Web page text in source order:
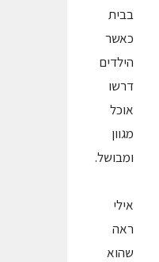
בבית
כאשר
הילדים
דרשו
אוכל
מגוון
ומבושל.
אילי
ראה
שהוא